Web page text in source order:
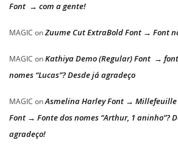
Font → com a gente!
MAGIC onZuume Cut ExtraBold Font → Font
MAGIC onKathiya Demo (Regular) Font →
nomes “Lucas”? Desde já agradeço
MAGIC onAsmelina Harley Font →
Font → Fonte dos nomes “Arthur, 1 aninho”?
agradeço!